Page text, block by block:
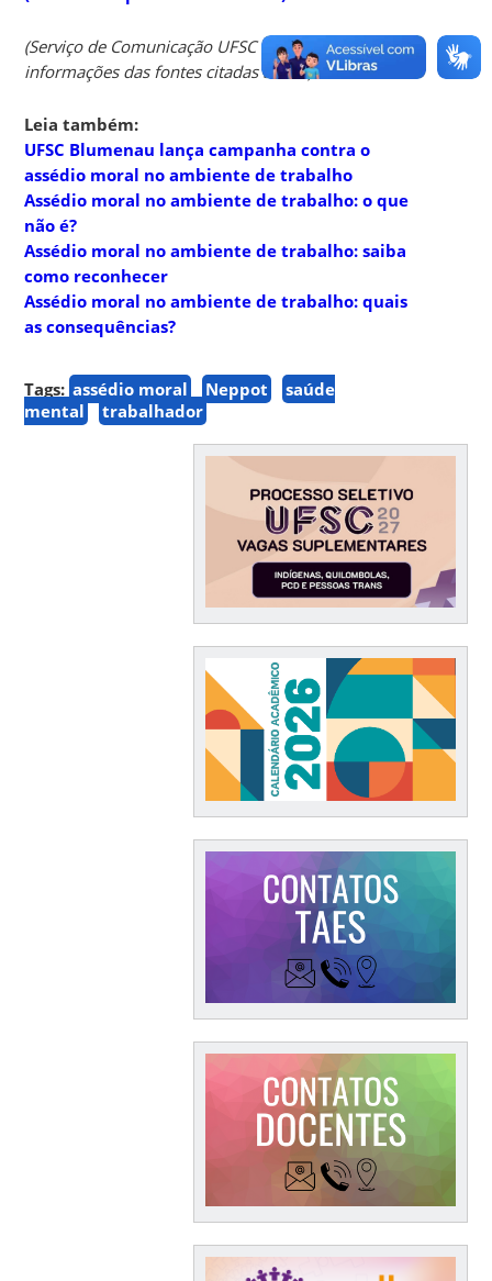
(Serviço de Comunicação UFSC Blumenau, com
informações das fontes citadas acima)
Leia também:
UFSC Blumenau lança campanha contra o
assédio moral no ambiente de trabalho
Assédio moral no ambiente de trabalho: o que
não é?
Assédio moral no ambiente de trabalho: saiba
como reconhecer
Assédio moral no ambiente de trabalho: quais
as consequências?
Tags: assédio moral Neppot
saúde
mental
trabalhador